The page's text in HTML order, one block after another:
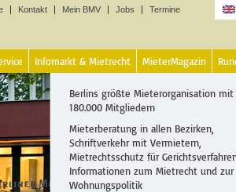
Kontakt Mein BMV Jobs Termine
Infomarkt & Mietrecht MieterMagazin
Berlins größte Mieterorganisation mit
180.000 Mitgliedern
Mieterberatung in allen Bezirken,
Schriftverkehr mit Vermietern,
Mietrechtsschutz für
Informationen zum Mietrecht und zur
Wohnungspolitik